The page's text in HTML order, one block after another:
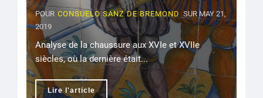
POUR CONSUELO SANZ DE BREMOND SUR MAY 21,
2019
Analyse de la chaussure aux XVIe et XVIIe
siècles, où la dernière était...
Lire l'article